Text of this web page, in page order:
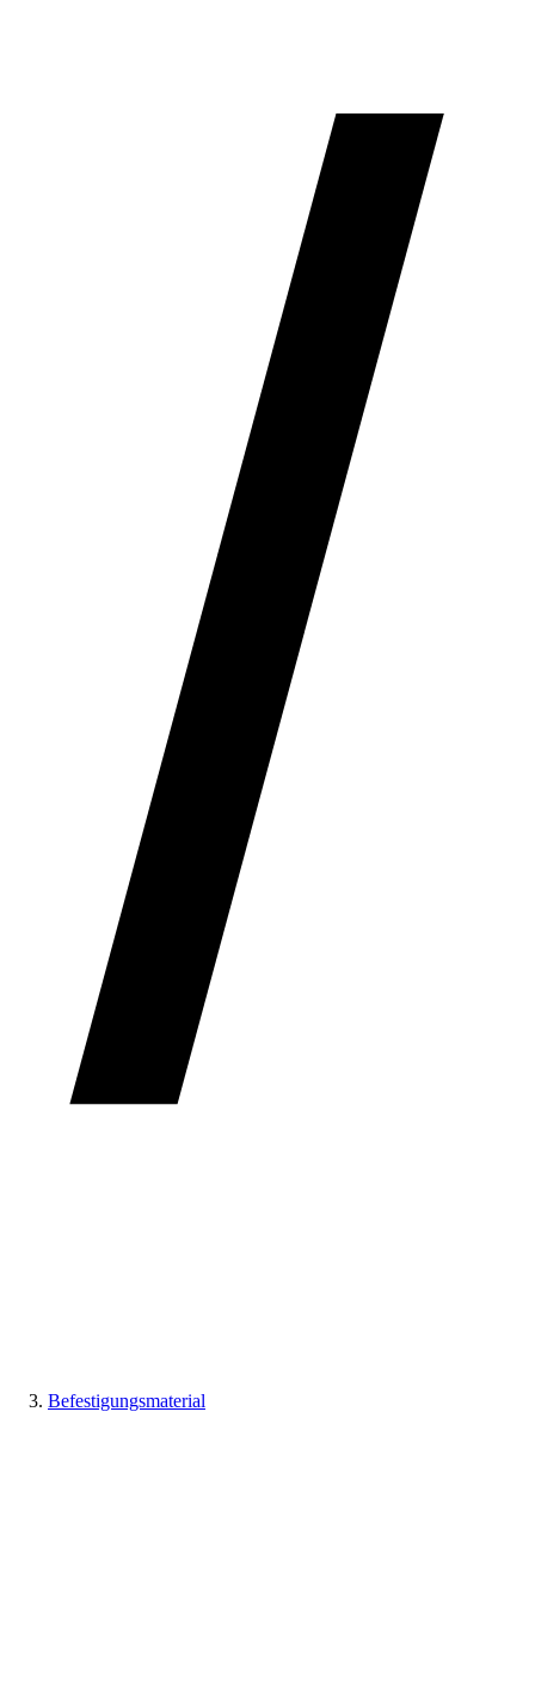
Befestigungsmaterial